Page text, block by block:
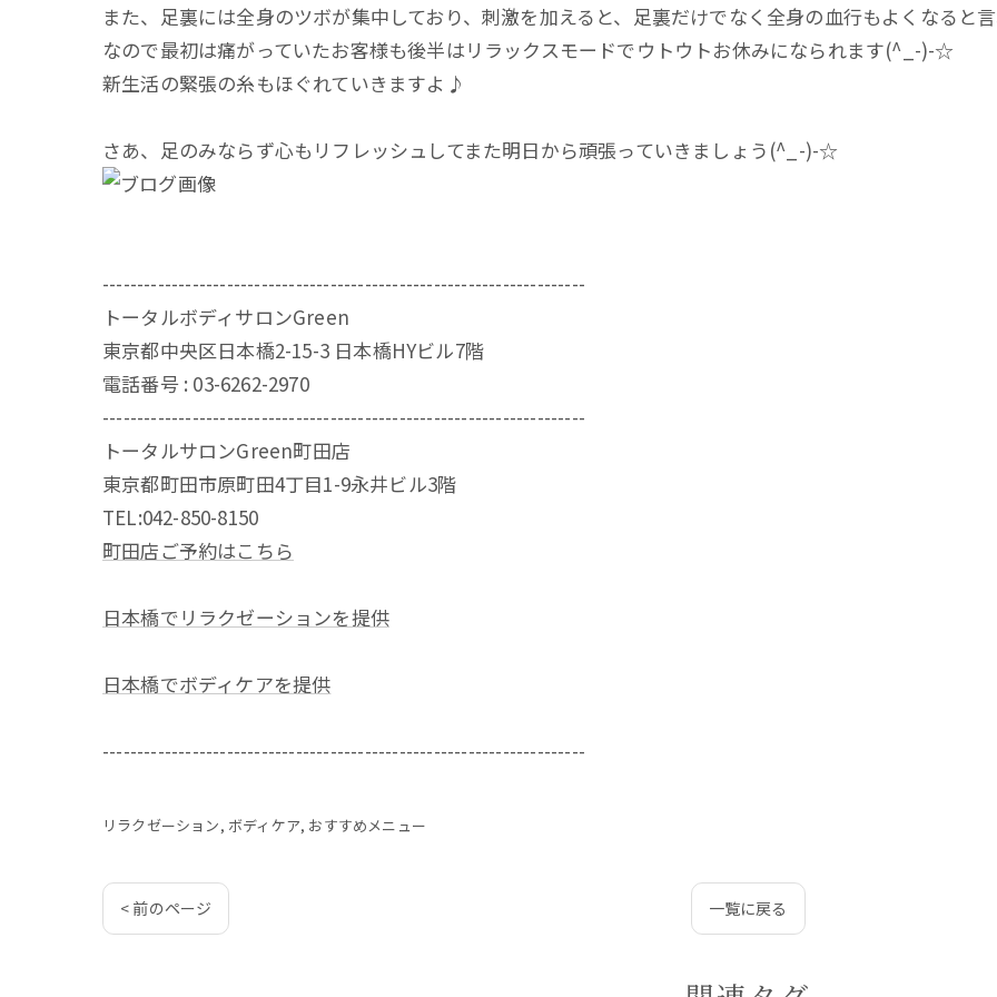
また、足裏には全身のツボが集中しており、刺激を加えると、足裏だけでなく全身の血行もよくなると
なので最初は痛がっていたお客様も後半はリラックスモードでウトウトお休みになられます(^_-)-☆
新生活の緊張の糸もほぐれていきますよ♪
さあ、足のみならず心もリフレッシュしてまた明日から頑張っていきましょう(^_-)-☆
----------------------------------------------------------------------
トータルボディサロンGreen
東京都中央区日本橋2-15-3 日本橋HYビル7階
電話番号 : 03-6262-2970
----------------------------------------------------------------------
トータルサロンGreen町田店
東京都町田市原町田4丁目1-9永井ビル3階
TEL:042-850-8150
町田店ご予約はこちら
日本橋でリラクゼーションを提供
日本橋でボディケアを提供
----------------------------------------------------------------------
リラクゼーション ボディケア おすすめメニュー
< 前のページ 一覧に戻る